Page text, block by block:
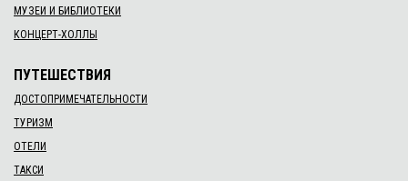
МУЗЕИ И БИБЛИОТЕКИ
КОНЦЕРТ-ХОЛЛЫ
ПУТЕШЕСТВИЯ
ДОСТОПРИМЕЧАТЕЛЬНОСТИ
ТУРИЗМ
ОТЕЛИ
ТАКСИ